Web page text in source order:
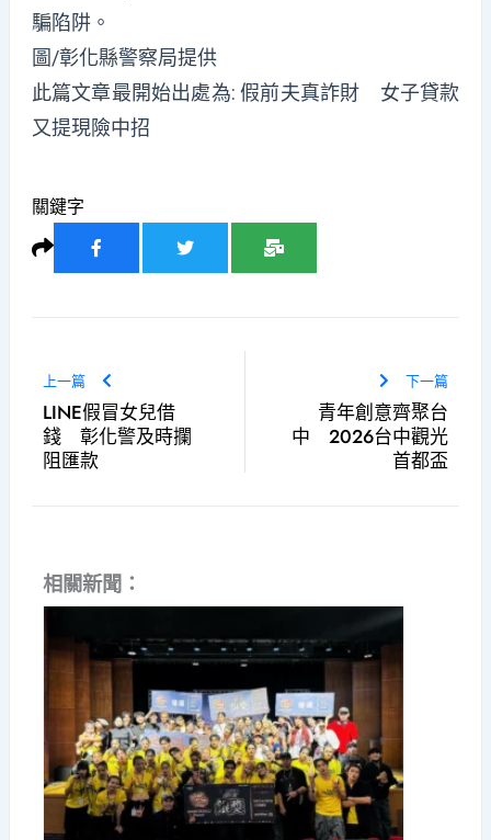
騙陷阱。
圖/彰化縣警察局提供
此篇文章最開始出處為:假前夫真詐財 女子貸款
又提現險中招
關鍵字
上一篇
LINE假冒女兒借
錢 彰化警及時攔
阻匯款
下一篇
青年創意齊聚台
中 2026台中觀光
首都盃
相關新聞：